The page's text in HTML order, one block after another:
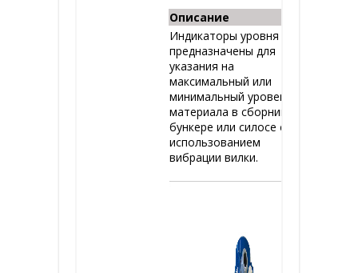
Описание
Индикаторы уровня ILV
предназначены для
указания на
максимальный или
минимальный уровень
материала в сборнике,
бункере или силосе с
использованием
вибрации вилки.